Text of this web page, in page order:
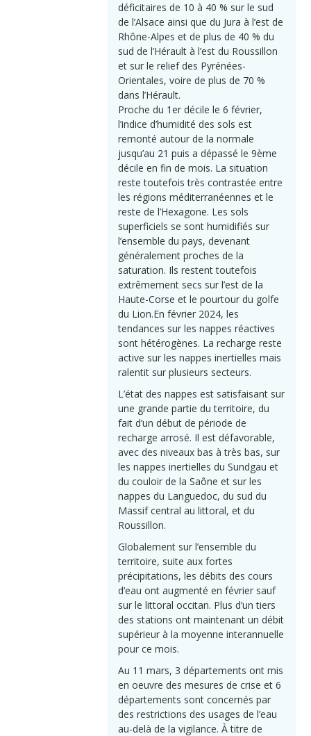
déficitaires de 10 à 40 % sur le sud
de l’Alsace ainsi que du Jura à l’est de
Rhône-Alpes et de plus de 40 % du
sud de l’Hérault à l’est du Roussillon
et sur le relief des Pyrénées-
Orientales, voire de plus de 70 %
dans l’Hérault.
Proche du 1er décile le 6 février,
l’indice d’humidité des sols est
remonté autour de la normale
jusqu’au 21 puis a dépassé le 9ème
décile en fin de mois. La situation
reste toutefois très contrastée entre
les régions méditerranéennes et le
reste de l’Hexagone. Les sols
superficiels se sont humidifiés sur
l’ensemble du pays, devenant
généralement proches de la
saturation. Ils restent toutefois
extrêmement secs sur l’est de la
Haute-Corse et le pourtour du golfe
du Lion.En février 2024, les
tendances sur les nappes réactives
sont hétérogènes. La recharge reste
active sur les nappes inertielles mais
ralentit sur plusieurs secteurs.
L’état des nappes est satisfaisant sur
une grande partie du territoire, du
fait d’un début de période de
recharge arrosé. Il est défavorable,
avec des niveaux bas à très bas, sur
les nappes inertielles du Sundgau et
du couloir de la Saône et sur les
nappes du Languedoc, du sud du
Massif central au littoral, et du
Roussillon.
Globalement sur l’ensemble du
territoire, suite aux fortes
précipitations, les débits des cours
d’eau ont augmenté en février sauf
sur le littoral occitan. Plus d’un tiers
des stations ont maintenant un débit
supérieur à la moyenne interannuelle
pour ce mois.
Au 11 mars, 3 départements ont mis
en oeuvre des mesures de crise et 6
départements sont concernés par
des restrictions des usages de l’eau
au-delà de la vigilance. À titre de